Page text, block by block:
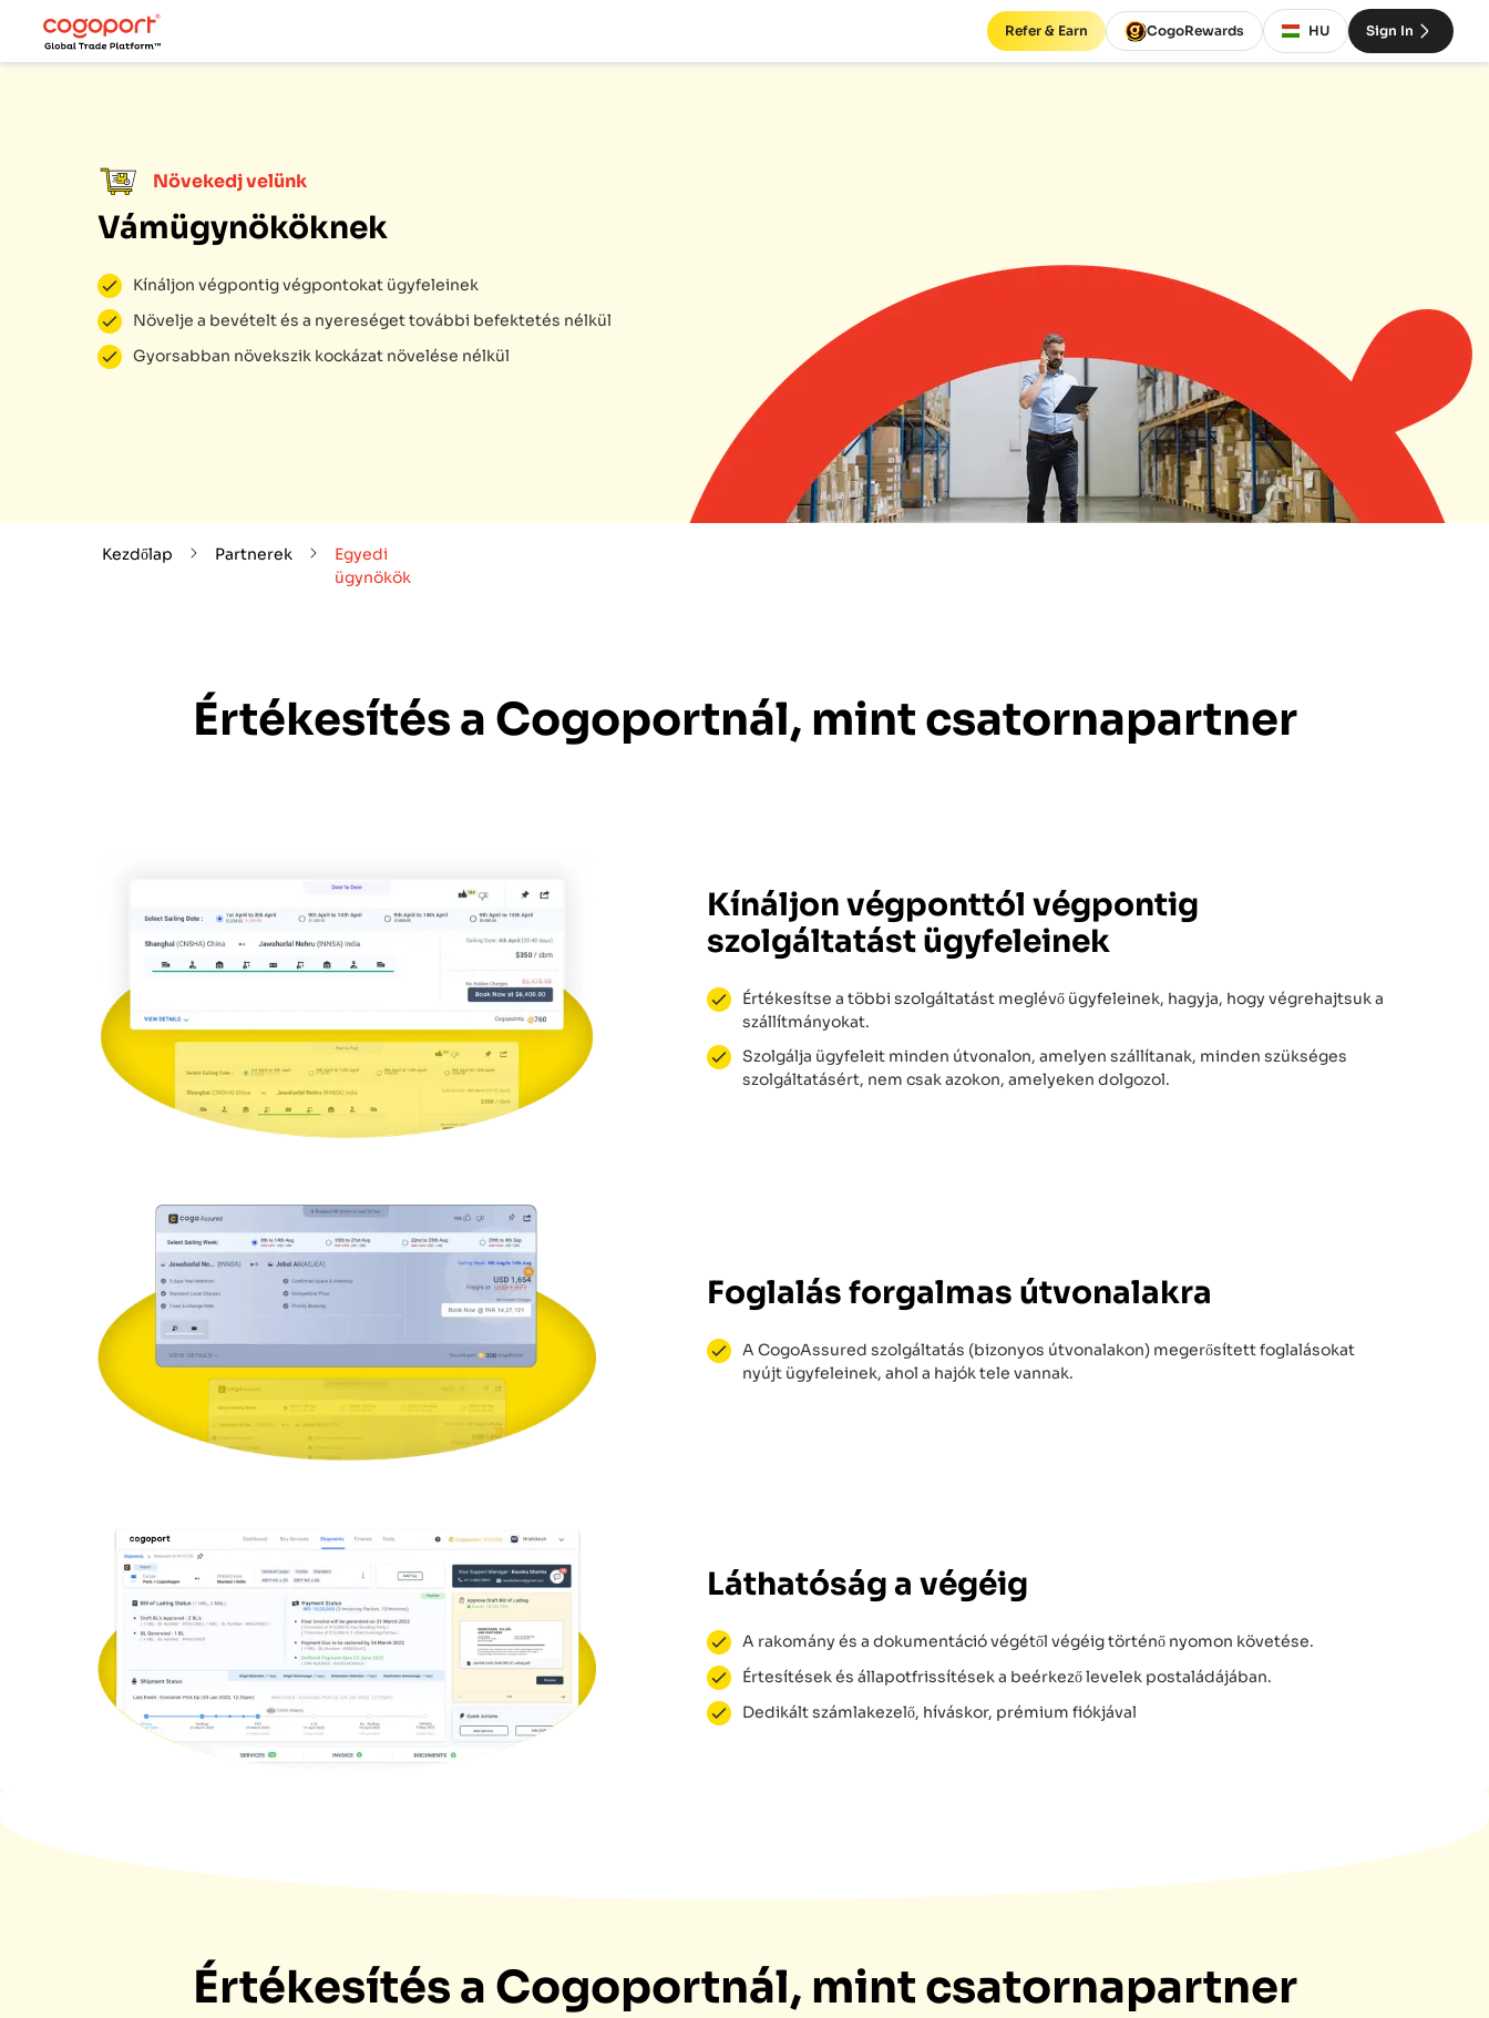
Refer & Earn CogoRewards HU Sign In
Növekedj velünk
Vámügynököknek
Kínáljon végpontig végpontokat ügyfeleinek
Növelje a bevételt és a nyereséget további befektetés nélkül
Gyorsabban növekszik kockázat növelése nélkül
Kezdőlap Partnerek
Egyedi
ügynökök
Értékesítés a Cogoportnál, mint csatornapartner
Kínáljon végponttól végpontig
szolgáltatást ügyfeleinek
Értékesítse a többi szolgáltatást meglévő ügyfeleinek, hagyja, hogy végrehajtsuk a
szállítmányokat.
Szolgálja ügyfeleit minden útvonalon, amelyen szállítanak, minden szükséges
szolgáltatásért, nem csak azokon, amelyeken dolgozol.
Foglalás forgalmas útvonalakra
A CogoAssured szolgáltatás (bizonyos útvonalakon) megerősített foglalásokat
nyújt ügyfeleinek, ahol a hajók tele vannak.
Láthatóság a végéig
A rakomány és a dokumentáció végétől végéig történő nyomon követése.
Értesítések és állapotfrissítések a beérkező levelek postaládájában.
Dedikált számlakezelő, híváskor, prémium fiókjával
Értékesítés a Cogoportnál, mint csatornapartner